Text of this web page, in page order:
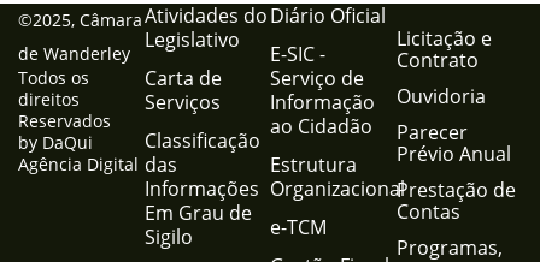
©2025, Câmara
de Wanderley
Todos os
direitos
Reservados
by DaQui
Agência Digital
Atividades do
Legislativo
Carta de
Serviços
Classificação
das
Informações
Em Grau de
Sigilo
Diário Oficial
E-SIC -
Serviço de
Informação
ao Cidadão
Estrutura
Organizacional
e-TCM
Licitação e
Contrato
Ouvidoria
Parecer
Prévio Anual
Prestação de
Contas
Programas,